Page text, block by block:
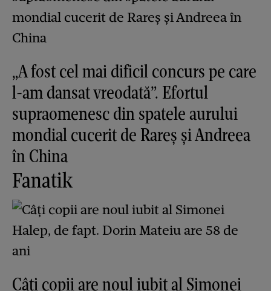
„A fost cel mai dificil concurs pe care
l-am dansat vreodată”. Efortul
supraomenesc din spatele aurului
mondial cucerit de Rareș și Andreea
în China
Fanatik
Câți copii are noul iubit al Simonei